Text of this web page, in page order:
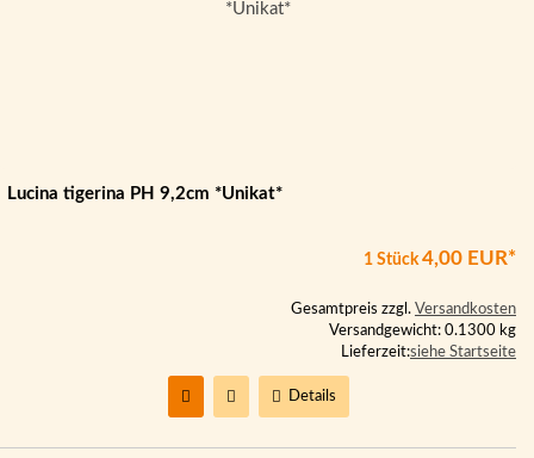
Lucina tigerina PH 9,2cm *Unikat*
1 Stück4,00 EUR*
Gesamtpreis zzgl. Versandkosten
Versandgewicht: 0.1300 kg
Lieferzeit:siehe Startseite
Details